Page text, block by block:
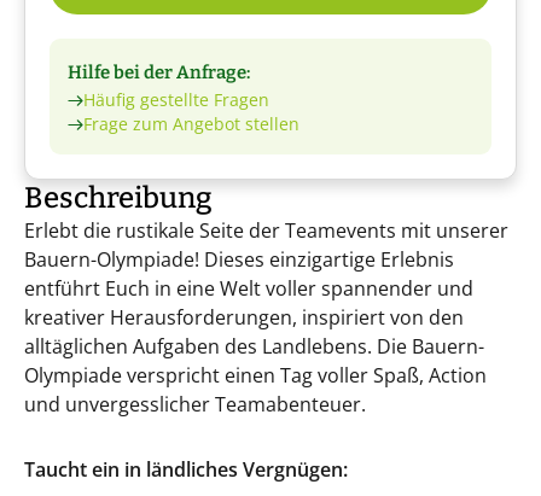
Hilfe bei der Anfrage:
Häufig gestellte Fragen
Frage zum Angebot stellen
Beschreibung
Erlebt die rustikale Seite der Teamevents mit unserer
Bauern-Olympiade! Dieses einzigartige Erlebnis
entführt Euch in eine Welt voller spannender und
kreativer Herausforderungen, inspiriert von den
alltäglichen Aufgaben des Landlebens. Die Bauern-
Olympiade verspricht einen Tag voller Spaß, Action
und unvergesslicher Teamabenteuer.
Taucht ein in ländliches Vergnügen: